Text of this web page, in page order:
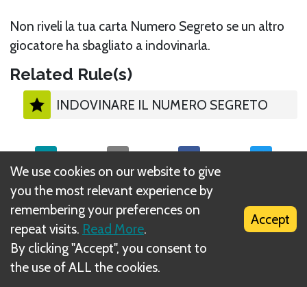
Non riveli la tua carta Numero Segreto se un altro
giocatore ha sbagliato a indovinarla.
Related Rule(s)
INDOVINARE IL NUMERO SEGRETO
What is DIZED Rules?
We use cookies on our website to give
you the most relevant experience by
remembering your preferences on
repeat visits. Read More.
By clicking "Accept", you consent to
the use of ALL the cookies.
Accept